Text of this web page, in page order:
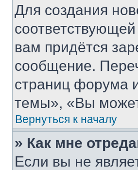
Для создания
вам придётся
сообщение.
страниц форума
темы», «Вы
Вернуться к началу
» Как мне
Если вы не